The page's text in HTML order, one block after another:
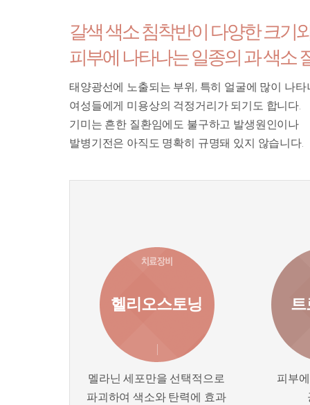
갈색 색소 침착반이 다양한 크기
피부에 나타나는 일종의 과 색소
태양광선에 노출되는 부위, 특히 얼굴에 많이 나타
여성들에게 미용상의 걱정거리가 되기도 합니다.
기미는 흔한 질환임에도 불구하고 발생원인이나
발병기전은 아직도 명확히 규명돼 있지 않습니다.
헬리오스토닝
멜라닌 세포만을 선택적으로
파괴하여 색소와 탄력에 효과
트
피부